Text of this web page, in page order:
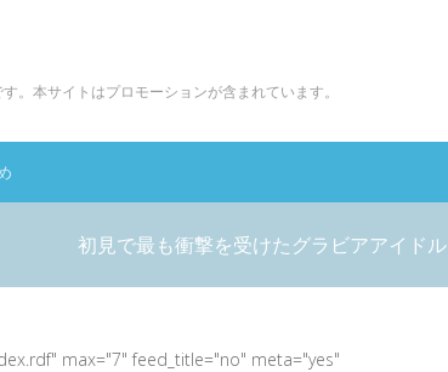
。本サイトはプロモーションが含まれています。
初見で最も衝撃を受けたグラビアアイドル
max="7" feed_title="no" meta="yes"